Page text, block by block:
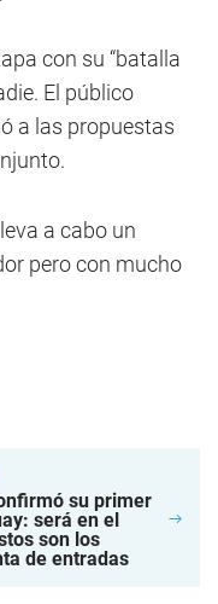
con su “batalla
El público
a las propuestas
a cabo un
pero con mucho
su primer
será en el
son los
de entradas